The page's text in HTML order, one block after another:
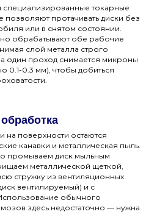
токарные
позволяют протачивать диски без
или в снятом состоянии.
обрабатывают обе рабочие
слой металла строго
один проход снимается микроны
0.1-0.3 мм), чтобы добиться
на поверхности остаются
канавки и металлическая пыль.
промываем диск мыльным
металлической щеткой,
стружку из вентиляционных
вентилируемый) и с
обычного
здесь недостаточно — нужна